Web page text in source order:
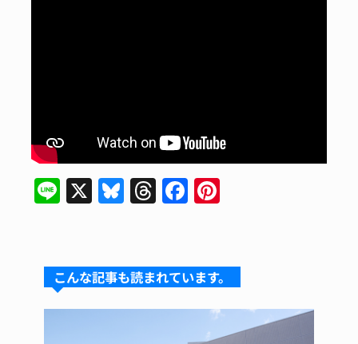
Li
n
X Bl
u
s
k
y
T
hr
a
d
s
F
a
e
b
o
re
st
こんな記事も読まれています。